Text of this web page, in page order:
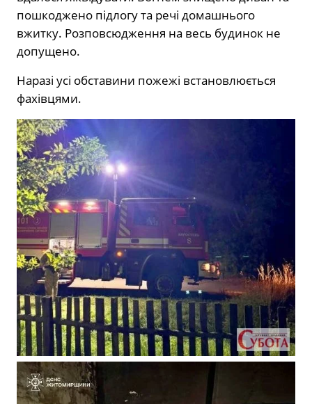
пошкоджено підлогу та речі домашнього
вжитку. Розповсюдження на весь будинок не
допущено.
Наразі усі обставини пожежі встановлюється
фахівцями.